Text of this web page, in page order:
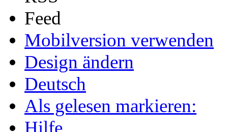
Mobilversion verwenden
Design ändern
Deutsch
Als gelesen markieren:
Hilfe